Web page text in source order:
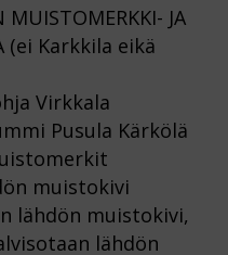
JA
(ei Karkkila eikä
Virkkala
Pusula Kärkölä
muistokivi
lähdön muistokivi,
lähdön